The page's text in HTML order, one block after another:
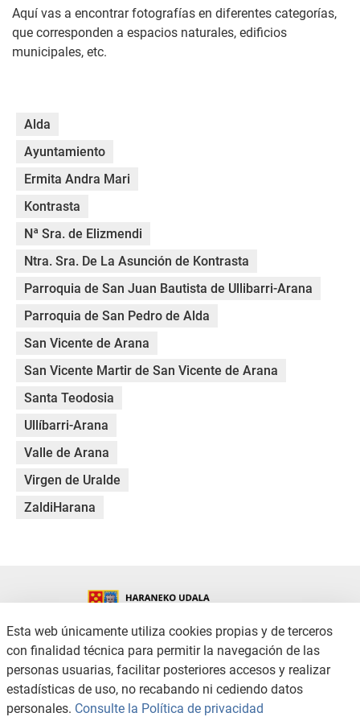
Aquí vas a encontrar fotografías en diferentes categorías,
que corresponden a espacios naturales, edificios
municipales, etc.
Alda
Ayuntamiento
Ermita Andra Mari
Kontrasta
Nª Sra. de Elizmendi
Ntra. Sra. De La Asunción de Kontrasta
Parroquia de San Juan Bautista de Ullibarri-Arana
Parroquia de San Pedro de Alda
San Vicente de Arana
San Vicente Martir de San Vicente de Arana
Santa Teodosia
Ullíbarri-Arana
Valle de Arana
Virgen de Uralde
ZaldiHarana
Esta web únicamente utiliza cookies propias y de terceros
con finalidad técnica para permitir la navegación de las
personas usuarias, facilitar posteriores accesos y realizar
estadísticas de uso, no recabando ni cediendo datos
personales. Consulte la Política de privacidad